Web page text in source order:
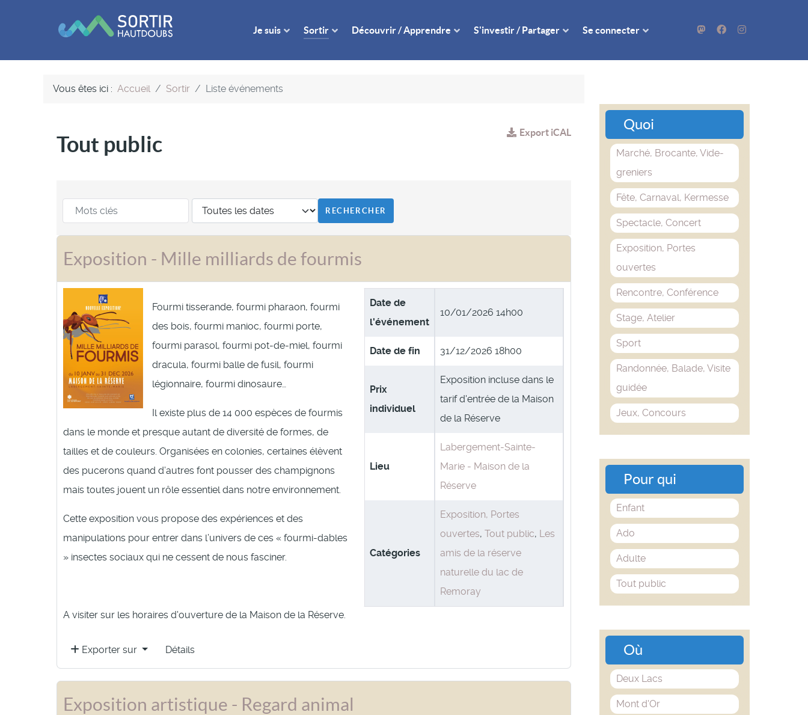
Je suis Sortir Découvrir / Apprendre S'investir / Partager Se connecter
Vous êtes ici : Accueil Sortir Liste événements
Tout public Export iCAL
Exposition - Mille milliards de fourmis
Fourmi tisserande, fourmi pharaon, fourmi
des bois, fourmi manioc, fourmi porte,
fourmi parasol, fourmi pot-de-miel, fourmi
dracula, fourmi balle de fusil, fourmi
légionnaire, fourmi dinosaure…
Il existe plus de 14 000 espèces de fourmis
dans le monde et presque autant de diversité de formes, de
tailles et de couleurs. Organisées en colonies, certaines élèvent
des pucerons quand d’autres font pousser des champignons
mais toutes jouent un rôle essentiel dans notre environnement.
Cette exposition vous propose des expériences et des
manipulations pour entrer dans l’univers de ces « fourmi-dables
» insectes sociaux qui ne cessent de nous fasciner.
A visiter sur les horaires d'ouverture de la Maison de la Réserve.
Date de
l'événement
10/01/2026 14h00
Date de fin 31/12/2026 18h00
Prix
individuel
Exposition incluse dans le
tarif d'entrée de la Maison
de la Réserve
Lieu
Labergement-Sainte-
Marie - Maison de la
Réserve
Catégories
Exposition, Portes
ouvertes,Tout public, Les
amis de la réserve
naturelle du lac de
Remoray
Exporter sur Détails
Exposition artistique - Regard animal
Quoi
Marché, Brocante, Vide-
greniers
Fête, Carnaval, Kermesse
Spectacle, Concert
Exposition, Portes
ouvertes
Rencontre, Conférence
Stage, Atelier
Sport
Randonnée, Balade, Visite
guidée
Jeux, Concours
Pour qui
Enfant
Ado
Adulte
Tout public
Où
Deux Lacs
Mont d'Or